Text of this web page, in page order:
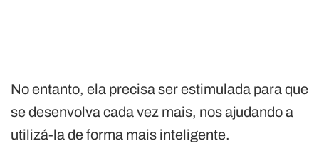
No entanto, ela precisa ser estimulada para que
se desenvolva cada vez mais, nos ajudando a
utilizá-la de forma mais inteligente.